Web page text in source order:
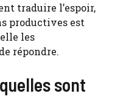
traduire l’espoir,
productives est
les
répondre.
sont